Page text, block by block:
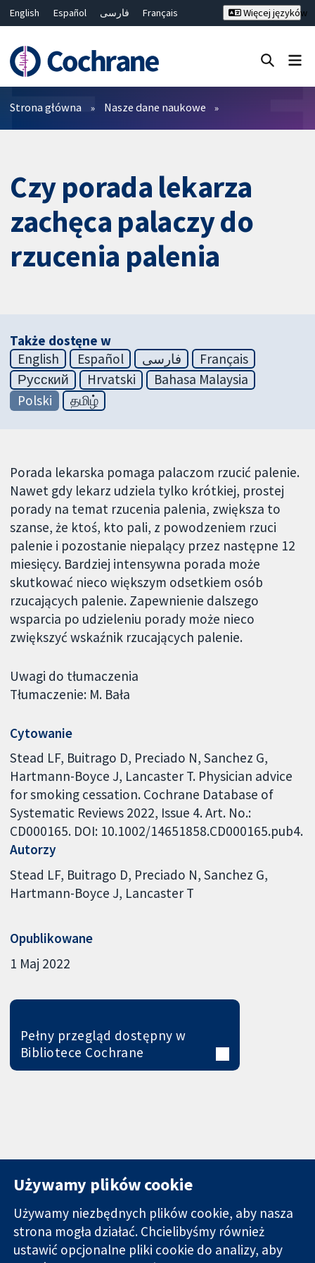
English Español فارسی
Français
Bahasa Malaysia
ไทย
繁體中文
简体中文
Więcej języków
Filtry
Strona główna Nasze dane naukowe
Czy porada lekarza
zachęca palaczy do
rzucenia palenia
Także dostęne w
English
Español فارسی
Français
Русский
Hrvatski
Bahasa Malaysia
Polski
தமிழ்
Porada lekarska pomaga palaczom rzucić palenie.
Nawet gdy lekarz udziela tylko krótkiej, prostej
porady na temat rzucenia palenia, zwiększa to
szanse, że ktoś, kto pali, z powodzeniem rzuci
palenie i pozostanie niepalący przez następne 12
miesięcy. Bardziej intensywna porada może
skutkować nieco większym odsetkiem osób
rzucających palenie. Zapewnienie dalszego
wsparcia po udzieleniu porady może nieco
zwiększyć wskaźnik rzucających palenie.
Uwagi do tłumaczenia
Tłumaczenie: M. Bała
Cytowanie
Stead LF, Buitrago D, Preciado N, Sanchez G,
Hartmann-Boyce J, Lancaster T. Physician advice
for smoking cessation. Cochrane Database of
Systematic Reviews 2022, Issue 4. Art. No.:
CD000165. DOI: 10.1002/14651858.CD000165.pub4.
Autorzy
Stead LF Buitrago D Preciado N Sanchez G
Hartmann-Boyce J Lancaster T
Opublikowane
1 Maj 2022
Pełny przegląd dostępny w
Bibliotece Cochrane
11-13 Cavendish
Square
Kontakt
Nowości
Używamy plików cookie
Używamy niezbędnych plików cookie, aby nasza
strona mogła działać. Chcielibyśmy również
ustawić opcjonalne pliki cookie do analizy, aby